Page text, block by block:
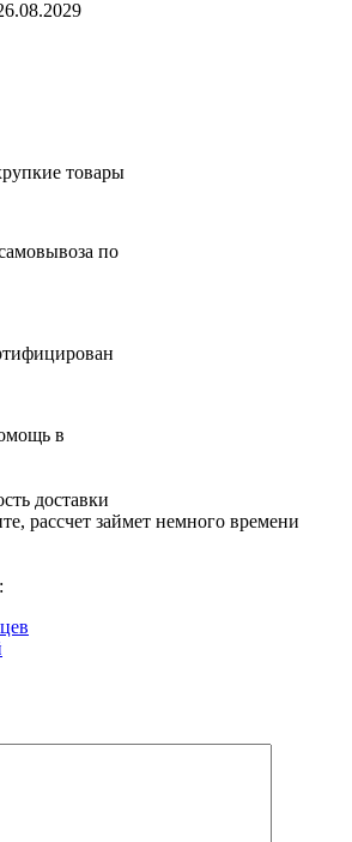
товары
по
в
доставки
рассчет займет немного времени